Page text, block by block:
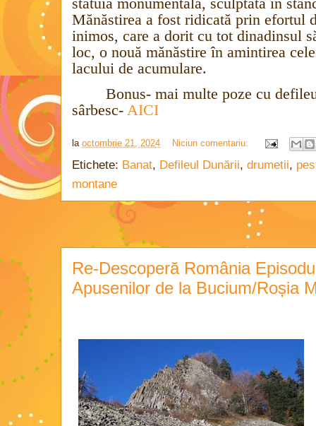
statuia monumentală, sculptată în
Mănăstirea a fost ridicată prin efortul
inimos, care a dorit cu tot dinadinsul
loc, o nouă mănăstire în amintirea
lacului de acumulare.
Bonus- mai multe poze cu
sârbesc- AICI
la octombrie 21, 2024 Niciun comentariu:
Etichete: Banat, Defileul Dunării, drumetii,
montane
Re-Descoperă România
Apusenilor de la Bucium/Roșia